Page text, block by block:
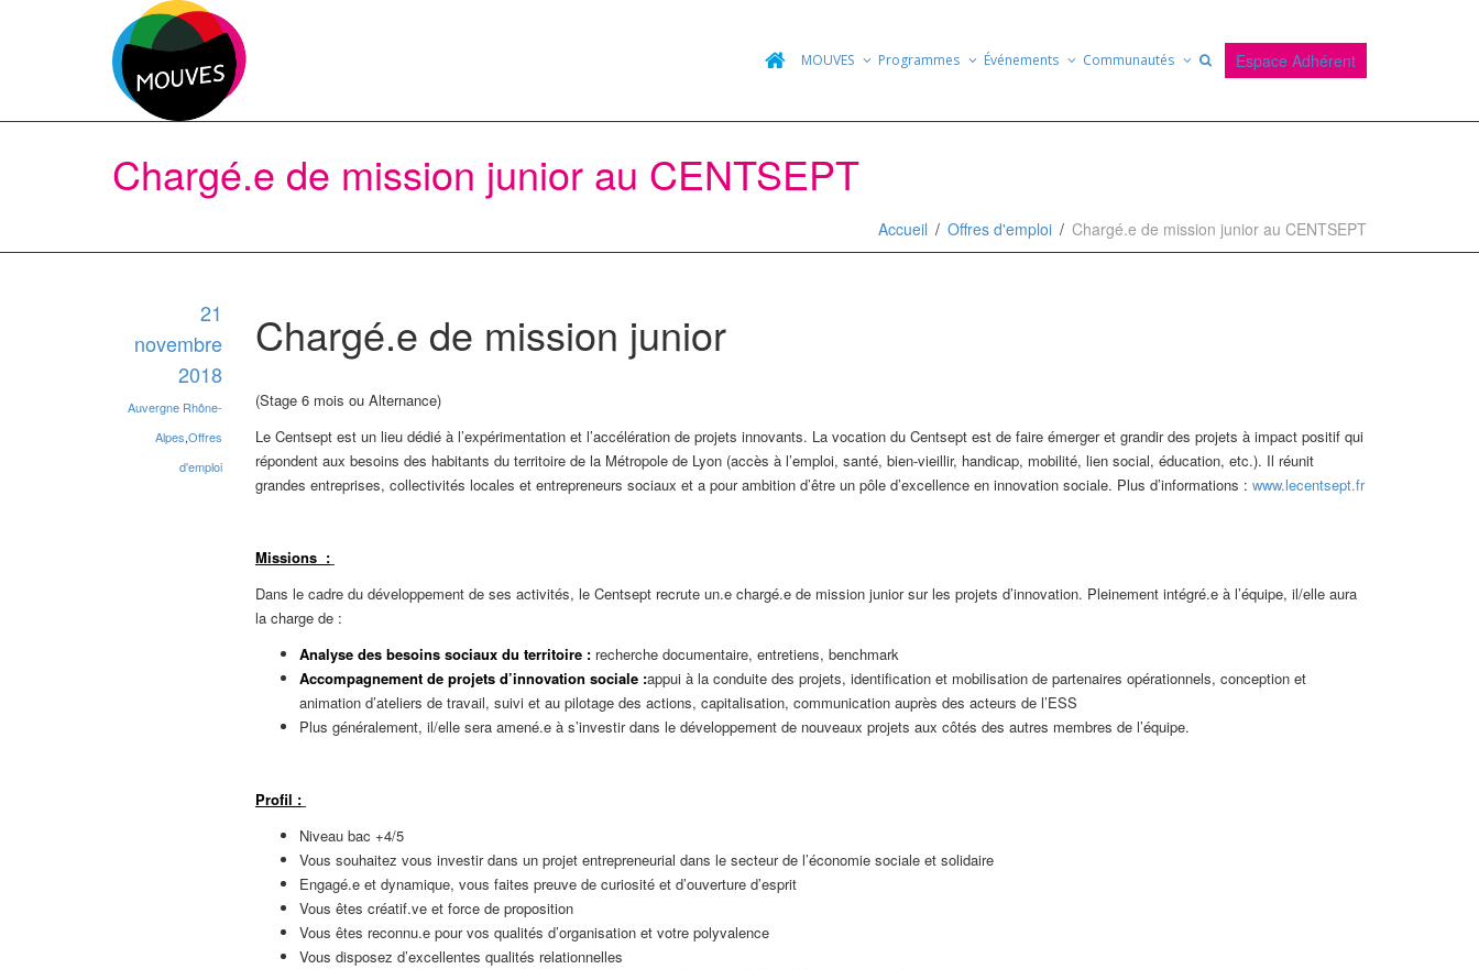
MOUVES Programmes Événements Communautés Espace Adhérent
Chargé.e de mission junior au CENTSEPT
Accueil Offres d'emploi Chargé.e de mission junior au CENTSEPT
21
novembre
2018
Auvergne Rhône-
Alpes,Offres
d'emploi
Chargé.e de mission junior
(Stage 6 mois ou Alternance)
Le Centsept est un lieu dédié à l’expérimentation et l’accélération de projets innovants. La vocation du Centsept est de faire émerger et grandir des projets à impact positif qui
répondent aux besoins des habitants du territoire de la Métropole de Lyon (accès à l’emploi, santé, bien-vieillir, handicap, mobilité, lien social, éducation, etc.). Il réunit
grandes entreprises, collectivités locales et entrepreneurs sociaux et a pour ambition d’être un pôle d’excellence en innovation sociale. Plus d’informations : www.lecentsept.fr
Missions :
Dans le cadre du développement de ses activités, le Centsept recrute un.e chargé.e de mission junior sur les projets d’innovation. Pleinement intégré.e à l’équipe, il/elle aura
la charge de :
Analyse des besoins sociaux du territoire : recherche documentaire, entretiens, benchmark
Accompagnement de projets d’innovation sociale :appui à la conduite des projets, identification et mobilisation de partenaires opérationnels, conception et
animation d’ateliers de travail, suivi et au pilotage des actions, capitalisation, communication auprès des acteurs de l’ESS
Plus généralement, il/elle sera amené.e à s’investir dans le développement de nouveaux projets aux côtés des autres membres de l’équipe.
Profil :
Niveau bac +4/5
Vous souhaitez vous investir dans un projet entrepreneurial dans le secteur de l’économie sociale et solidaire
Engagé.e et dynamique, vous faites preuve de curiosité et d’ouverture d’esprit
Vous êtes créatif.ve et force de proposition
Vous êtes reconnu.e pour vos qualités d’organisation et votre polyvalence
Vous disposez d’excellentes qualités relationnelles